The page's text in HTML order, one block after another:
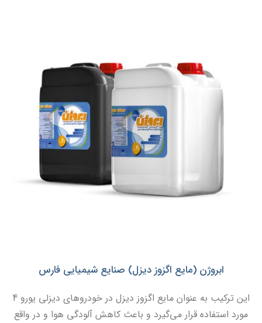
ابروژن (مایع اگزوز دیزل) صنایع شیمیایی فارس
این ترکیب به عنوان مایع اگزوز دیزل در خودروهای دیزلی یورو 4
مورد استفاده قرار می‌گیرد و باعث کاهش آلودگی هوا و در واقع